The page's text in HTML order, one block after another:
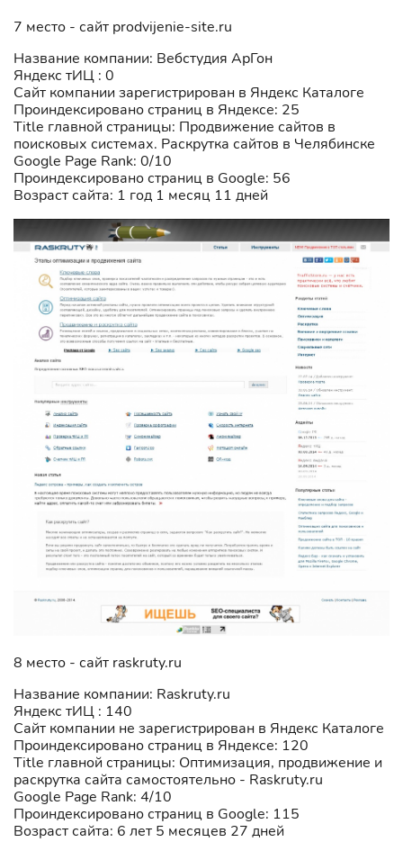
7 место - сайт prodvijenie-site.ru
Название компании: Вебстудия АрГон
Яндекс тИЦ : 0
Сайт компании зарегистрирован в Яндекс Каталоге
Проиндексировано страниц в Яндексе: 25
Title главной страницы: Продвижение сайтов в
поисковых системах. Раскрутка сайтов в Челябинске
Google Page Rank: 0/10
Проиндексировано страниц в Google: 56
Возраст сайта: 1 год 1 месяц 11 дней
8 место - сайт raskruty.ru
Название компании: Raskruty.ru
Яндекс тИЦ : 140
Сайт компании не зарегистрирован в Яндекс Каталоге
Проиндексировано страниц в Яндексе: 120
Title главной страницы: Оптимизация, продвижение и
раскрутка сайта самостоятельно - Raskruty.ru
Google Page Rank: 4/10
Проиндексировано страниц в Google: 115
Возраст сайта: 6 лет 5 месяцев 27 дней